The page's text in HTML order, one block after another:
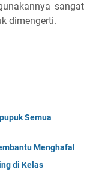
sangat
dimengerti.
Semua
Menghafal
di Kelas